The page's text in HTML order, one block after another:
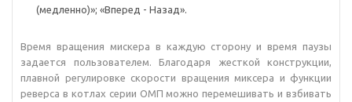
(медленно)»; «Вперед - Назад».
Время вращения мискера в каждую сторону и время паузы
задается пользователем. Благодаря жесткой конструкции,
плавной регулировке скорости вращения миксера и функции
реверса в котлах серии ОМП можно перемешивать и взбивать